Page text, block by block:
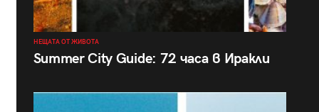
НЕЩАТА ОТ ЖИВОТА
Summer City Guide: 72 часа в Иракли